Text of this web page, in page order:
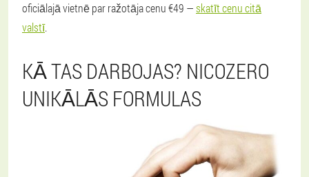
oficiālajā vietnē par ražotāja cenu €49 —skatīt cenu citā
valstī.
KĀ TAS DARBOJAS? NICOZERO
UNIKĀLĀS FORMULAS